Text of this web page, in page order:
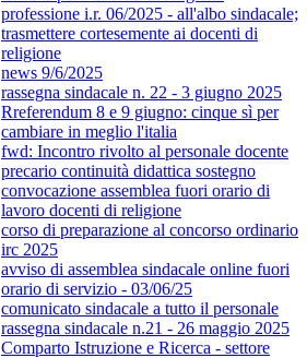
professione i.r. 06/2025 - all'albo sindacale;
trasmettere cortesemente ai docenti di
religione
news 9/6/2025
rassegna sindacale n. 22 - 3 giugno 2025
Rreferendum 8 e 9 giugno: cinque sì per
cambiare in meglio l'italia
fwd: Incontro rivolto al personale docente
precario continuità didattica sostegno
convocazione assemblea fuori orario di
lavoro docenti di religione
corso di preparazione al concorso ordinario
irc 2025
avviso di assemblea sindacale online fuori
orario di servizio - 03/06/25
comunicato sindacale a tutto il personale
rassegna sindacale n.21 - 26 maggio 2025
Comparto Istruzione e Ricerca - settore